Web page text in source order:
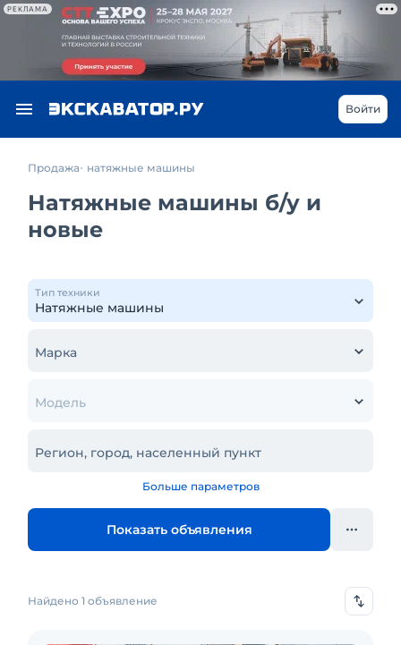
РЕКЛАМА
Войти
Продажа натяжные машины
Натяжные машины б/у и
новые
Тип техники
Марка
Модель
Регион, город, населенный пункт
Больше параметров
Показать объявления
Найдено 1 объявление